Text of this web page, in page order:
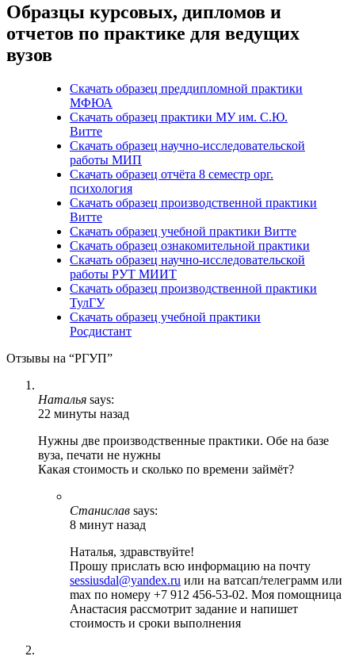
Образцы курсовых, дипломов и
отчетов по практике для ведущих
вузов
Скачать образец преддипломной практики
МФЮА
Скачать образец практики МУ им. С.Ю.
Витте
Скачать образец научно-исследовательской
работы МИП
Скачать образец отчёта 8 семестр орг.
психология
Скачать образец производственной практики
Витте
Скачать образец учебной практики Витте
Скачать образец ознакомительной практики
Скачать образец научно-исследовательской
работы РУТ МИИТ
Скачать образец производственной практики
ТулГУ
Скачать образец учебной практики
Росдистант
Отзывы на “РГУП”
Наталья says:
22 минуты назад
Нужны две производственные практики. Обе на базе
вуза, печати не нужны
Какая стоимость и сколько по времени займёт?
Станислав says:
8 минут назад
Наталья, здравствуйте!
Прошу прислать всю информацию на почту
sessiusdal@yandex.ru или на ватсап/телеграмм или
max по номеру +7 912 456-53-02. Моя помощница
Анастасия рассмотрит задание и напишет
стоимость и сроки выполнения